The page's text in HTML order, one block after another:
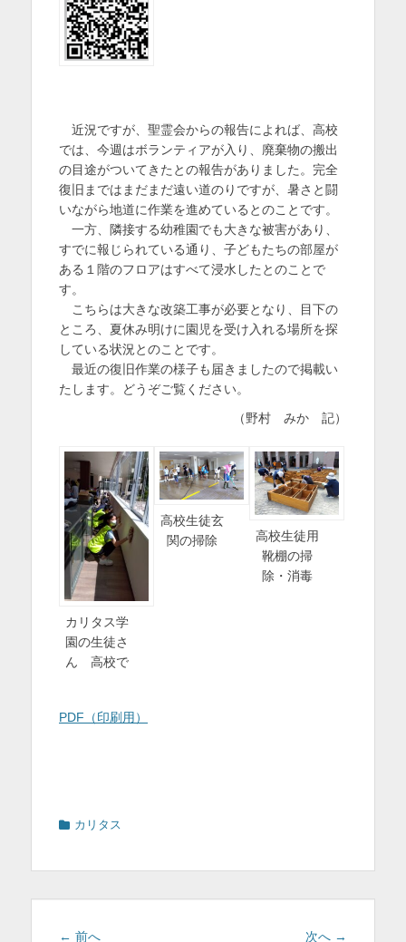
近況ですが、聖霊会からの報告によれば、高校
では、今週はボランティアが入り、廃棄物の搬出
の目途がついてきたとの報告がありました。完全
復旧まではまだまだ遠い道のりですが、暑さと闘
いながら地道に作業を進めているとのことです。
一方、隣接する幼稚園でも大きな被害があり、
すでに報じられている通り、子どもたちの部屋が
ある１階のフロアはすべて浸水したとのことで
す。
こちらは大きな改築工事が必要となり、目下の
ところ、夏休み明けに園児を受け入れる場所を探
している状況とのことです。
最近の復旧作業の様子も届きましたので掲載い
たします。どうぞご覧ください。
（野村 みか 記）
カリタス学
園の生徒さ
ん 高校で
高校生徒玄
関の掃除
高校生徒用
靴棚の掃
除・消毒
PDF（印刷用）
カ カリタス
投
← 前へ前
次へ →